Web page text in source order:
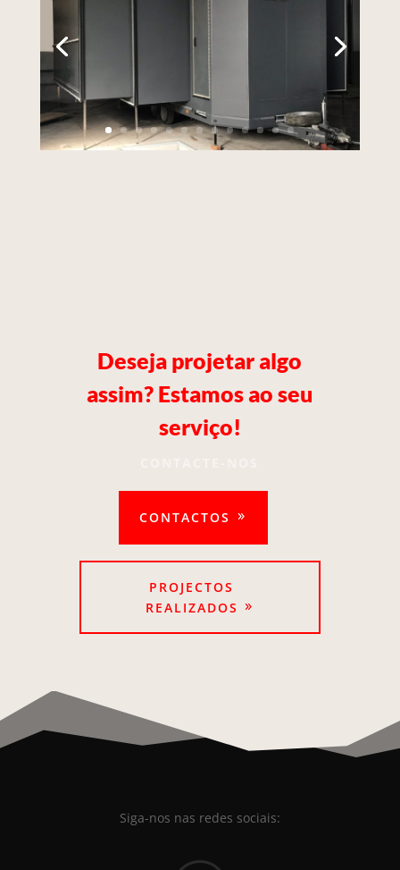
Deseja projetar algo
assim? Estamos ao seu
serviço!
CONTACTOS
PROJECTOS
REALIZADOS
Siga-nos nas redes sociais: